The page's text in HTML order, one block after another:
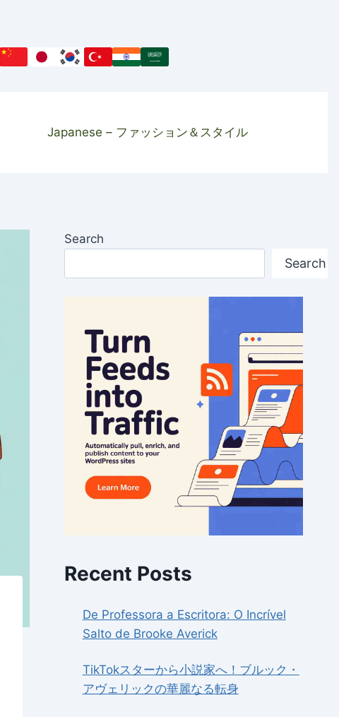
Japanese – ファッション＆スタイル
Search
Search
Recent Posts
De Professora a Escritora: O Incrível
Salto de Brooke Averick
TikTokスターから小説家へ！ブルック・
アヴェリックの華麗なる転身